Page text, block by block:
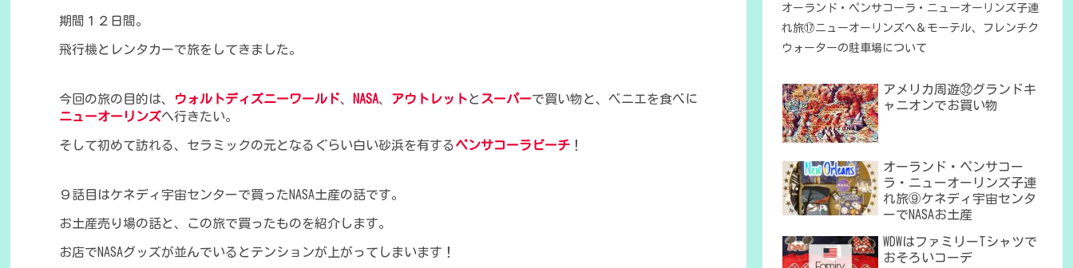
期間１２日間。
飛行機とレンタカーで旅をしてきました。
今回の旅の目的は、 ウォルトディズニーワールド、 NASA、 アウトレットと スーパーで買い物と、ベニエを食べに
ニューオーリンズへ行きたい。
そして初めて訪れる、セラミックの元となるぐらい白い砂浜を有するペンサコーラビーチ ！
９話目はケネディ宇宙センターで買ったNASA土産の話です。
お土産売り場の話と、この旅で買ったものを紹介します。
お店でNASAグッズが並んでいるとテンションが上がってしまいます！
オーランド・ペンサコーラ・ニューオーリンズ子連
れ旅⑰ニューオーリンズへ＆モーテル、フレンチク
ウォーターの駐車場について
アメリカ周遊㉜グランドキ
ャニオンでお買い物
オーランド・ペンサコー
ラ・ニューオーリンズ子連
れ旅⑨ケネディ宇宙センタ
ーでNASAお土産
WDWはファミリーTシャツで
おそろいコーデ